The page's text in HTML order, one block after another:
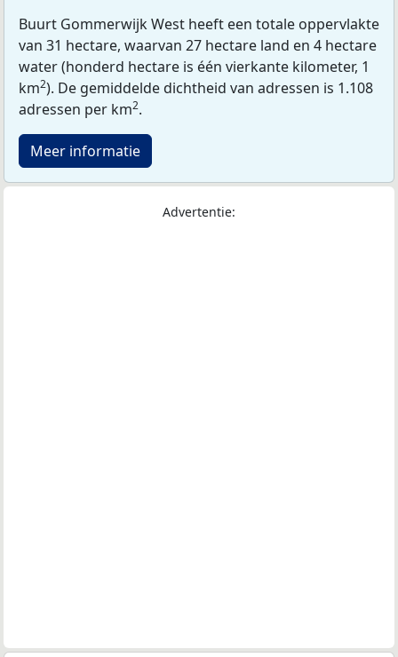
Buurt Gommerwijk West heeft een totale oppervlakte
van 31 hectare, waarvan 27 hectare land en 4 hectare
water (honderd hectare is één vierkante kilometer, 1
km2). De gemiddelde dichtheid van adressen is 1.108
adressen per km2.
Meer informatie
Advertentie: